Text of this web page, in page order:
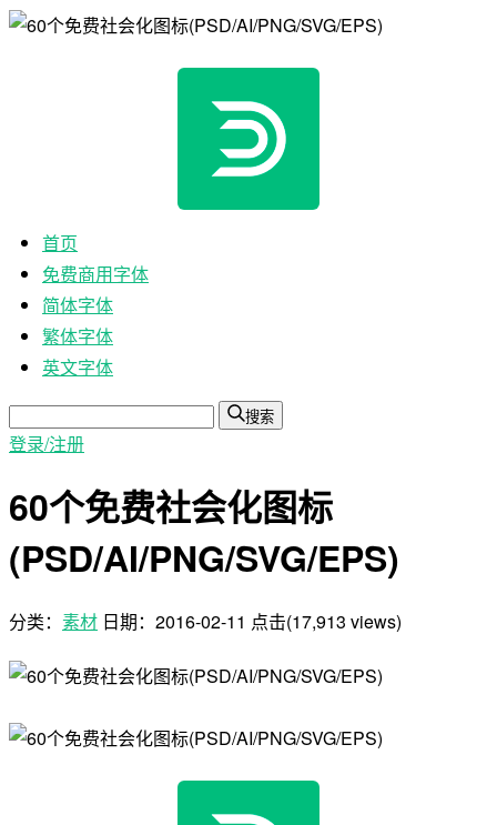
首页
免费商用字体
简体字体
繁体字体
英文字体
搜索
登录/注册
60个免费社会化图标
(PSD/AI/PNG/SVG/EPS)
分类： 素材 日期： 2016-02-11 点击(17,913 views)